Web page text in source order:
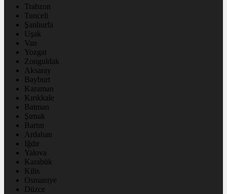
Trabzon
Tunceli
Şanlıurfa
Uşak
Van
Yozgat
Zonguldak
Aksaray
Bayburt
Karaman
Kırıkkale
Batman
Şırnak
Bartın
Ardahan
Iğdır
Yalova
Karabük
Kilis
Osmaniye
Düzce